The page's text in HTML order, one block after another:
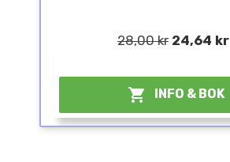
28,00 kr 24,64 kr
 INFO & BOK